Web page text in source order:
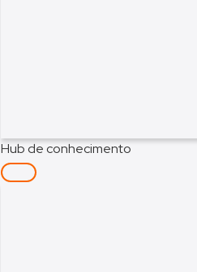
Hub de conhecimento